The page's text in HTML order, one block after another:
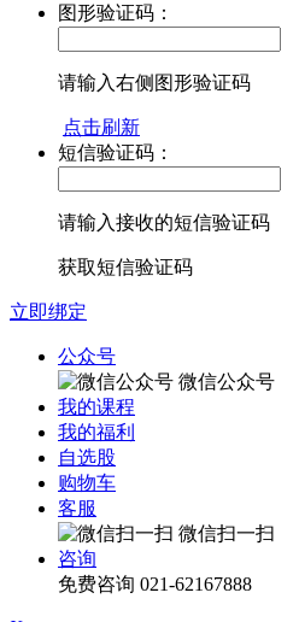
图形验证码：
请输入右侧图形验证码
点击刷新
短信验证码：
请输入接收的短信验证码
获取短信验证码
立即绑定
公众号
微信公众号
我的课程
我的福利
自选股
购物车
客服
微信扫一扫
咨询
免费咨询 021-62167888